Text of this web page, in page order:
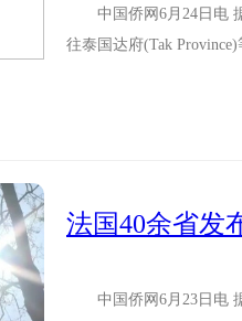
中国侨网6月24日电 据
往泰国达府(Tak
法国40余省发
中国侨网6月23日电 据